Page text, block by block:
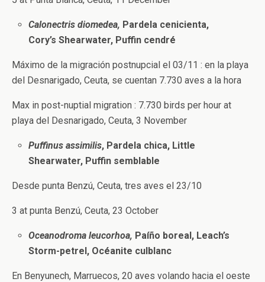
Calonectris diomedea, Pardela cenicienta,
Cory’s Shearwater, Puffin cendré
Máximo de la migración postnupcial el 03/11 : en la playa
del Desnarigado, Ceuta, se cuentan 7.730 aves a la hora
Max in post-nuptial migration : 7.730 birds per hour at
playa del Desnarigado, Ceuta, 3 November
Puffinus assimilis, Pardela chica, Little
Shearwater, Puffin semblable
Desde punta Benzú, Ceuta, tres aves el 23/10
3 at punta Benzú, Ceuta, 23 October
Oceanodroma leucorhoa, Paíño boreal, Leach’s
Storm-petrel, Océanite culblanc
En Benyunech, Marruecos, 20 aves volando hacia el oeste